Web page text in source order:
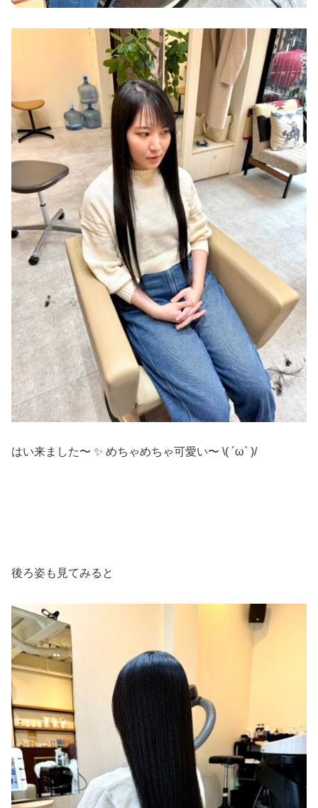
はい来ました〜 ✨ めちゃめちゃ可愛い〜 \( ´ω` )/
後ろ姿も見てみると